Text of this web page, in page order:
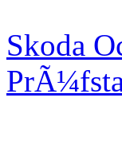
Skoda